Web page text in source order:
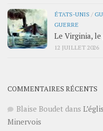
ÉTATS-UNIS /
GUERRE
Le Virginia,
12 JUILLET 2026
COMMENTAIRES RÉCENTS
Blaise Boudet dans
Minervois